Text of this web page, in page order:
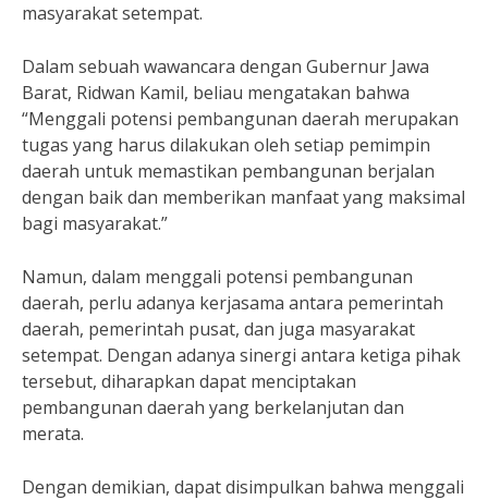
masyarakat setempat.
Dalam sebuah wawancara dengan Gubernur Jawa
Barat, Ridwan Kamil, beliau mengatakan bahwa
“Menggali potensi pembangunan daerah merupakan
tugas yang harus dilakukan oleh setiap pemimpin
daerah untuk memastikan pembangunan berjalan
dengan baik dan memberikan manfaat yang maksimal
bagi masyarakat.”
Namun, dalam menggali potensi pembangunan
daerah, perlu adanya kerjasama antara pemerintah
daerah, pemerintah pusat, dan juga masyarakat
setempat. Dengan adanya sinergi antara ketiga pihak
tersebut, diharapkan dapat menciptakan
pembangunan daerah yang berkelanjutan dan
merata.
Dengan demikian, dapat disimpulkan bahwa menggali